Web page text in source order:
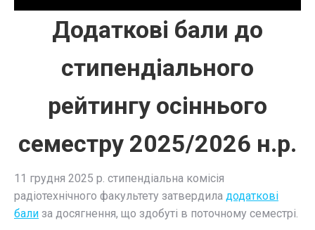
Додаткові бали до
стипендіального
рейтингу осіннього
семестру 2025/2026 н.р.
11 грудня 2025 р. стипендіальна комісія
радіотехнічного факультету затвердила додаткові
бали за досягнення, що здобуті в поточному семестрі.